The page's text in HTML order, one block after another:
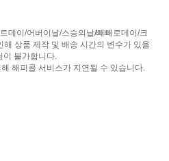
데이/어버이날/스승의날/빼빼로데이/크
상품 제작 및 배송 시간의 변수가 있을
불가합니다.
해피콜 서비스가 지연될 수 있습니다.